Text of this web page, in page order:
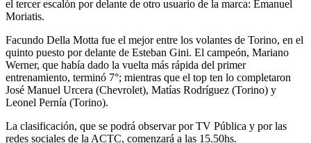
el tercer escalón por delante de otro usuario de la marca: Emanuel
Moriatis.
Facundo Della Motta fue el mejor entre los volantes de Torino, en el
quinto puesto por delante de Esteban Gini. El campeón, Mariano
Werner, que había dado la vuelta más rápida del primer
entrenamiento, terminó 7°; mientras que el top ten lo completaron
José Manuel Urcera (Chevrolet), Matías Rodríguez (Torino) y
Leonel Pernía (Torino).
La clasificación, que se podrá observar por TV Pública y por las
redes sociales de la ACTC, comenzará a las 15.50hs.